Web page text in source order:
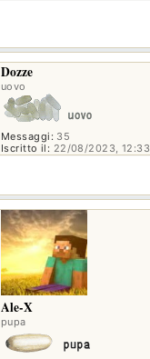
Dozze
uovo
Messaggi: 35
Iscritto il: 22/08/2023, 12:33
Ale-X
pupa